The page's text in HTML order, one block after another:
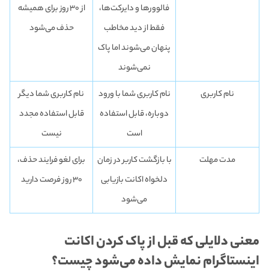
فالوورها و دایرکت‌ها،
فقط از دید مخاطب
پنهان می‌شوند اما پاک
نمی‌شوند
از ۳۰ روز برای همیشه
حذف می‌شود
نام کاربری
نام کاربری شما با ورود
دوباره، قابل استفاده
است
نام کاربری شما دیگر
قابل استفاده مجدد
نیست
مدت مهلت
با بازگشت کاربر در زمان
دلخواه اکانت بازیابی
می‌شود
برای لغو فرایند حذف،
۳۰ روز فرصت دارید
معنی دلایلی که قبل از پاک کردن اکانت
اینستاگرام نمایش داده می‌شود چیست؟